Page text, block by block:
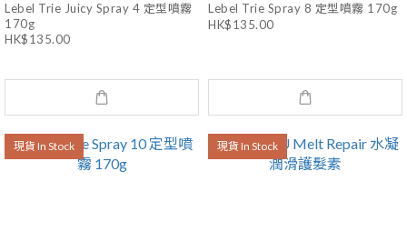
Lebel Trie Juicy Spray 4 定型噴霧
170g
HK$135.00
Lebel Trie Spray 8 定型噴霧 170g
HK$135.00
現貨 In Stock 現貨 In Stock